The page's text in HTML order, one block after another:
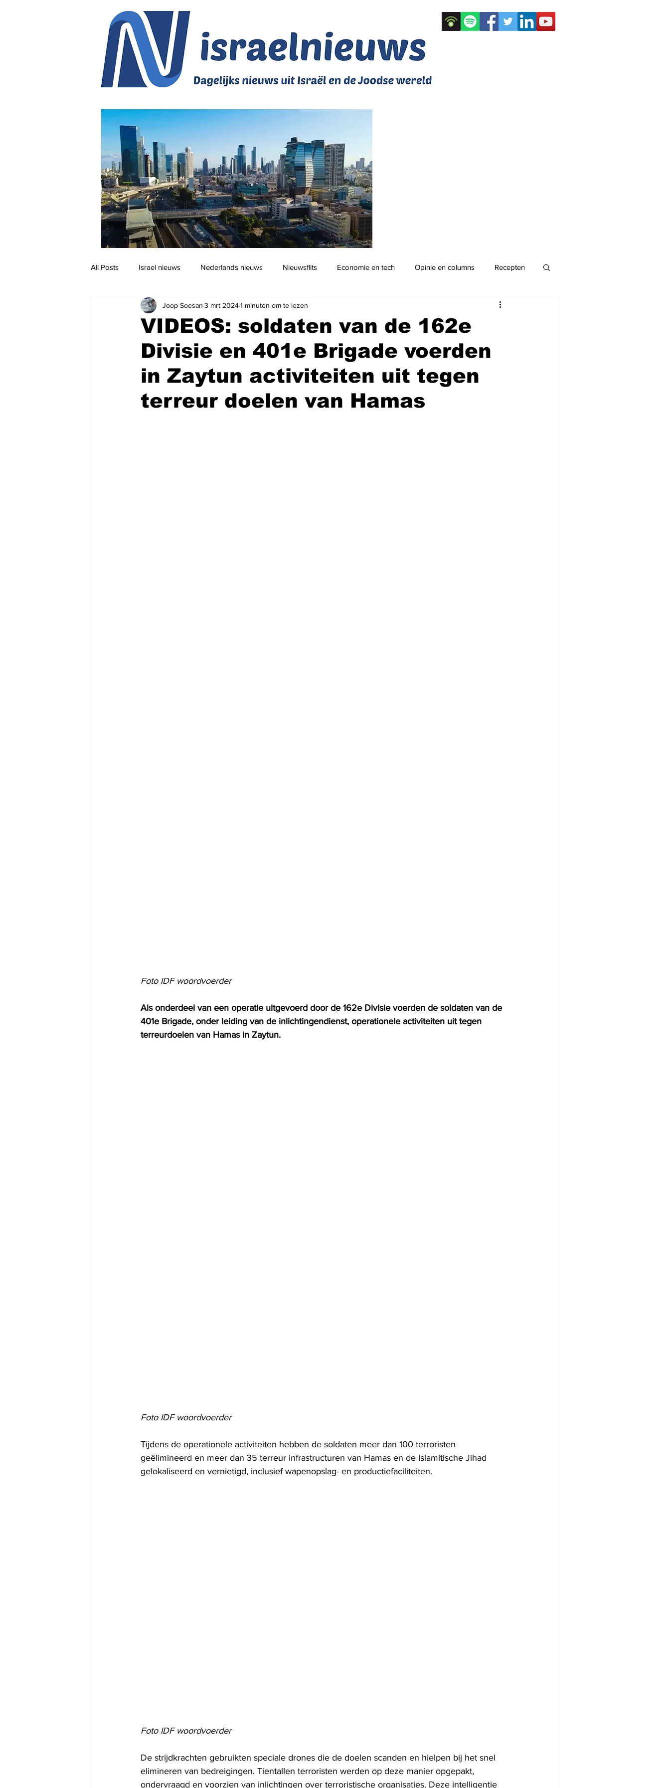
All Posts Israel nieuws Nederlands nieuws Nieuwsflits Economie en tech Opinie en columns Recepten
Jodendom en cultuur Podcast
VIDEOS: soldaten van de 162e
Divisie en 401e Brigade voerden
in Zaytun activiteiten uit tegen
terreur doelen van Hamas
Joop Soesan 3 mrt 20241 minuten om te lezen
Foto IDF woordvoerder
Als onderdeel van een operatie uitgevoerd door de 162e Divisie voerden de soldaten van de
401e Brigade, onder leiding van de inlichtingendienst, operationele activiteiten uit tegen
terreurdoelen van Hamas in Zaytun.
Foto IDF woordvoerder
Tijdens de operationele activiteiten hebben de soldaten meer dan 100 terroristen
geëlimineerd en meer dan 35 terreur infrastructuren van Hamas en de Islamitische Jihad
gelokaliseerd en vernietigd, inclusief wapenopslag- en productiefaciliteiten.
Foto IDF woordvoerder
De strijdkrachten gebruikten speciale drones die de doelen scanden en hielpen bij het snel
elimineren van bedreigingen. Tientallen terroristen werden op deze manier opgepakt,
ondervraagd en voorzien van inlichtingen over terroristische organisaties. Deze intelligentie